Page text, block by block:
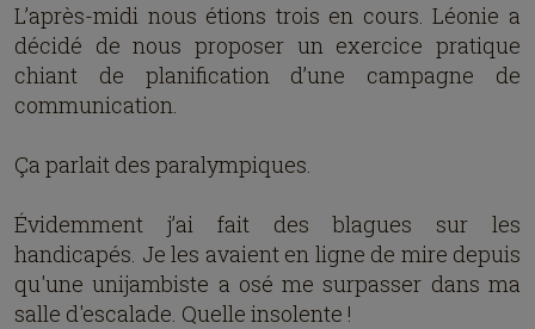
L’après-midi nous étions trois en cours. Léonie a
décidé de nous proposer un exercice pratique
chiant de planification d’une campagne de
communication.
Ça parlait des paralympiques.
Évidemment j’ai fait des blagues sur les
handicapés. Je les avaient en ligne de mire depuis
qu'une unijambiste a osé me surpasser dans ma
salle d'escalade. Quelle insolente !